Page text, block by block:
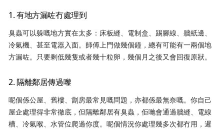
1. 有地方漏咗冇處理到
臭蟲可以躲嘅地方實在太多：床板縫、電制盒、踢腳線、牆紙邊、
冷氣機、甚至電器入面。師傅上門做幾個鐘，總有可能有一兩個地
方漏咗。只要剩低幾隻或者幾十粒卵，幾個月之後又會回復原狀。
2. 隔離鄰居傳過嚟
呢個係公屋、舊樓、劏房最常見嘅問題，亦都係最無奈嘅。你自己
屋企處理得非常徹底，但隔離鄰居有臭蟲，佢哋會通過牆縫、電線
槽、冷氣喉、水管位爬過你度。呢個情況你處理幾多次都冇用，遲